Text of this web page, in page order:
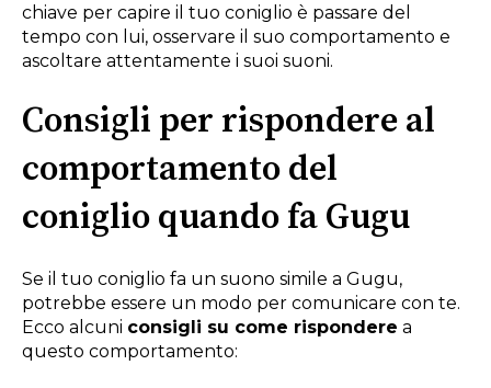
chiave per capire il tuo coniglio è passare del
tempo con lui, osservare il suo comportamento e
ascoltare attentamente i suoi suoni.
Consigli per rispondere al
comportamento del
coniglio quando fa Gugu
Se il tuo coniglio fa un suono simile a Gugu,
potrebbe essere un modo per comunicare con te.
Ecco alcuni consigli su come rispondere a
questo comportamento: